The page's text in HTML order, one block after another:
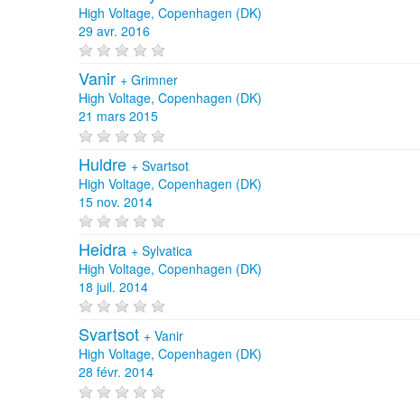
High Voltage, Copenhagen (DK)
29 avr. 2016
Vanir + Grimner
High Voltage, Copenhagen (DK)
21 mars 2015
Huldre + Svartsot
High Voltage, Copenhagen (DK)
15 nov. 2014
Heidra + Sylvatica
High Voltage, Copenhagen (DK)
18 juil. 2014
Svartsot + Vanir
High Voltage, Copenhagen (DK)
28 févr. 2014